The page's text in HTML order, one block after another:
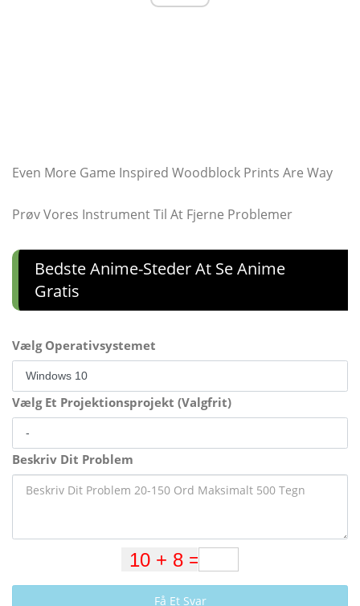
Even More Game Inspired Woodblock Prints Are Way
Prøv Vores Instrument Til At Fjerne Problemer
Bedste Anime-Steder At Se Anime
Gratis
Vælg Operativsystemet
Vælg Et Projektionsprojekt (Valgfrit)
Beskriv Dit Problem
Få Et Svar